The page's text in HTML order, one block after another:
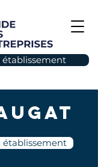
établissement
établissement